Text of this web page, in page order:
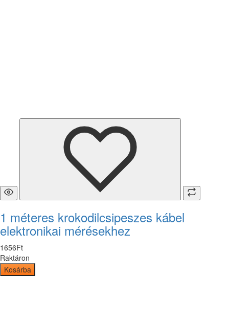
1 méteres krokodilcsipeszes kábel
elektronikai mérésekhez
1656Ft
Raktáron
Kosárba